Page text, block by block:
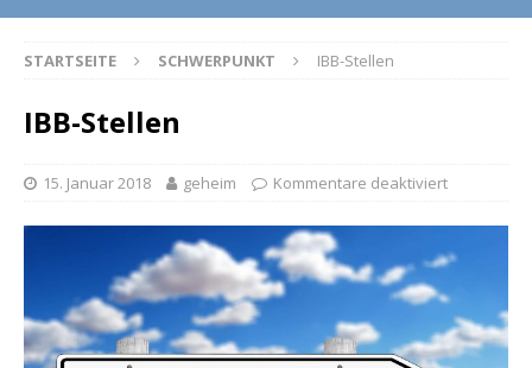
STARTSEITE SCHWERPUNKT IBB-Stellen
IBB-Stellen
15. Januar 2018 geheim Kommentare deaktiviert